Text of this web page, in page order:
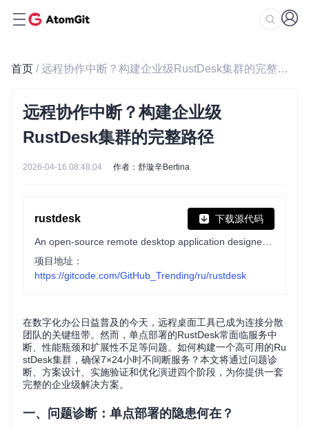
首页 / 远程协作中断？构建企业级RustDesk集群的完整路径
远程协作中断？构建企业级
RustDesk集群的完整路径
2026-04-16 08:48:04 作者：舒璇辛Bertina
rustdesk 下载源代码
项目地址：
https://gitcode.com/GitHub_Trending/ru/rustdesk
在数字化办公日益普及的今天，远程桌面工具已成为连接分散
团队的关键纽带。然而，单点部署的RustDesk常面临服务中
断、性能瓶颈和扩展性不足等问题。如何构建一个高可用的Ru
stDesk集群，确保7×24小时不间断服务？本文将通过问题诊
断、方案设计、实施验证和优化演进四个阶段，为你提供一套
完整的企业级解决方案。
一、问题诊断：单点部署的隐患何在？